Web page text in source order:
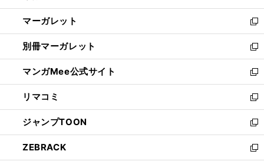
開
く
ウ
で
開
く
ン
ド
ウ
で
開
く
し
い
ウ
ィ
ン
ド
ウ
で
開
く
マーガレット
新
し
い
ウ
ィ
ン
ド
ウ
で
開
く
別冊マーガレット
新
し
い
ウ
ィ
ン
ド
ウ
で
開
マンガMee公式サイト
新
し
い
ウ
ィ
ン
ド
ウ
リマコミ
新
し
い
ウ
ィ
ン
ジャンプTOON
新
し
い
ウ
ZEBRACK
新
し